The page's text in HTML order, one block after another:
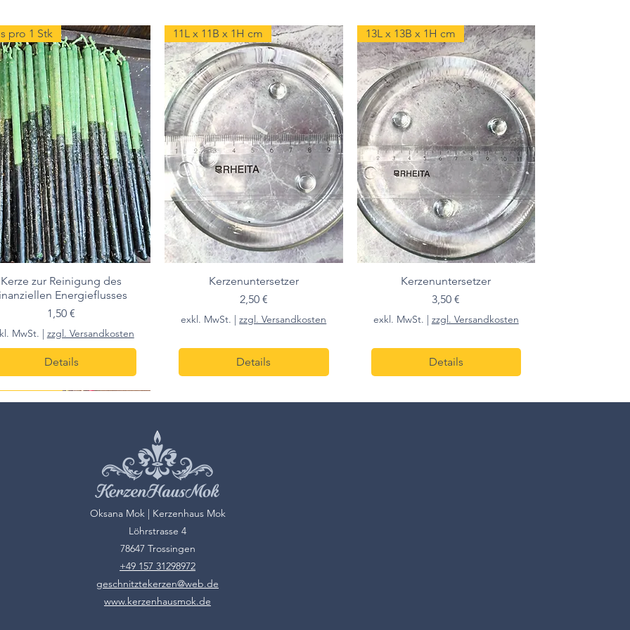
pro 1 Stk
Kerze zur Reinigung des
Energieflusses
Preis
1,50 €
MwSt. | zzgl. Versandkosten
Details
11L x 11B x 1H cm
Kerzenuntersetzer
Preis
2,50 €
exkl. MwSt. |zzgl. Versandkosten
Details
13L x 13B x 1H cm
Kerzenuntersetzer
Preis
3,50 €
exkl. MwSt. | zzgl. Versandkosten
Details
Oksana Mok | Kerzenhaus Mok
Löhrstrasse 4
78647 Trossingen
+49 157 31298972
geschnitztekerzen@web.de
www.kerzenhausmok.de